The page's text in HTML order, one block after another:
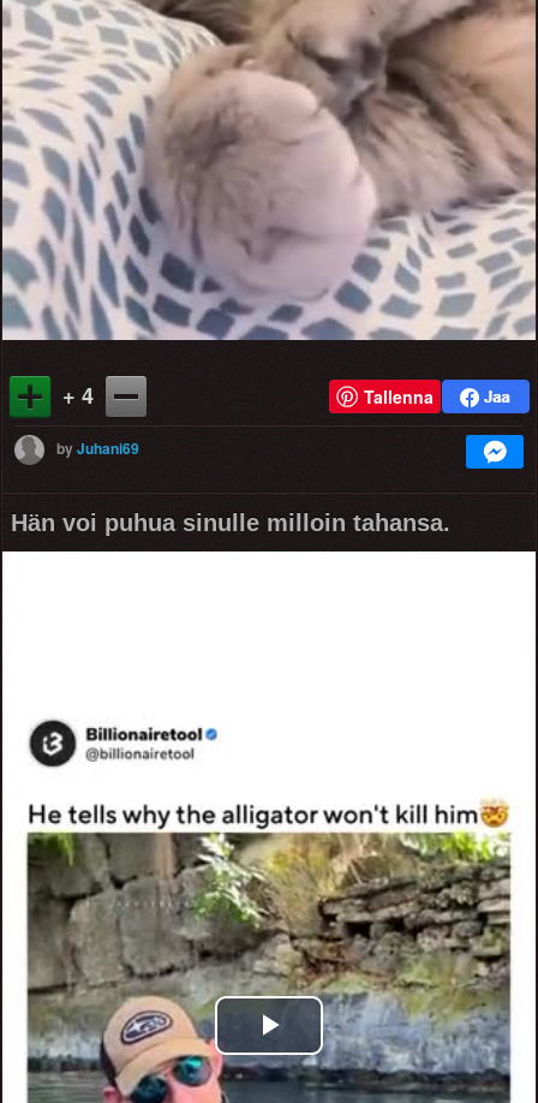
Video
+ 4 Tallenna
byJuhani69
Hän voi puhua sinulle milloin tahansa.
Play